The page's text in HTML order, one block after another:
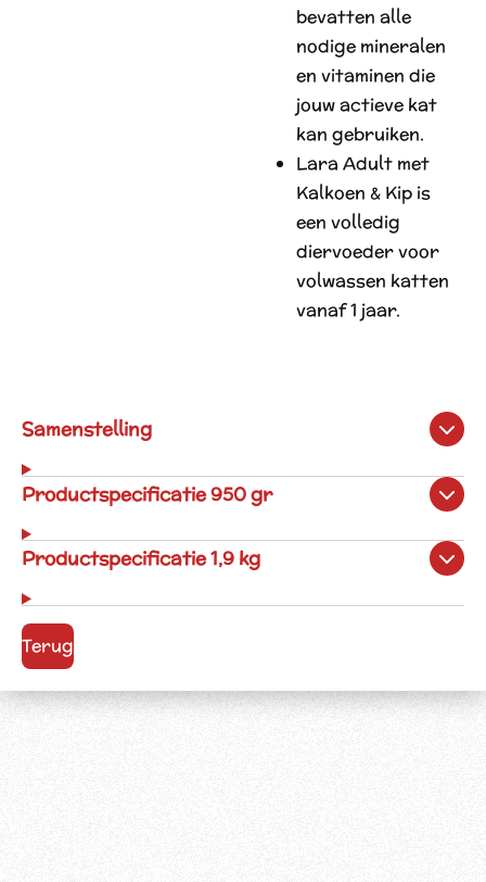
bevatten alle
nodige mineralen
en vitaminen die
jouw actieve kat
kan gebruiken.
Lara Adult met
Kalkoen & Kip is
een volledig
diervoeder voor
volwassen katten
vanaf 1 jaar.
Samenstelling
Productspecificatie 950 gr
Productspecificatie 1,9 kg
Terug